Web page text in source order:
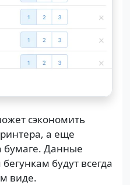
сэкономить
а еще
бумаге. Данные
будут всегда
виде.